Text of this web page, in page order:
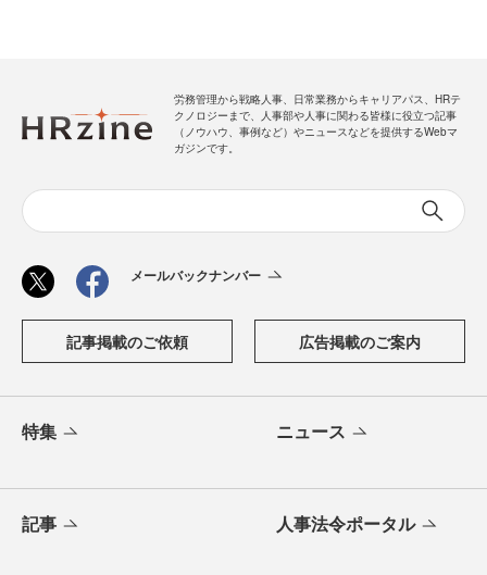
労務管理から戦略人事、日常業務からキャリアパス、HRテ
クノロジーまで、人事部や人事に関わる皆様に役立つ記事
（ノウハウ、事例など）やニュースなどを提供するWebマ
ガジンです。
メールバックナンバー
記事掲載のご依頼 広告掲載のご案内
特集 ニュース
記事 人事法令ポータル